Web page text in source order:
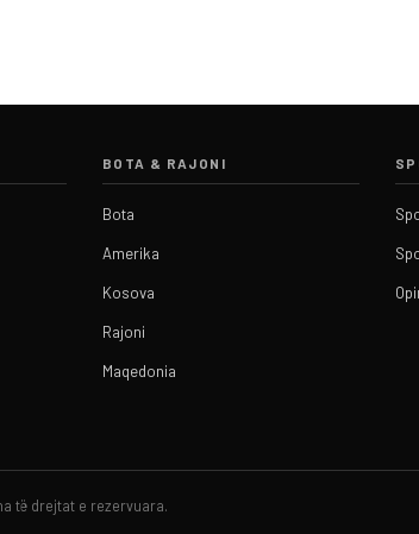
BOTA & RAJONI
Bota
Amerika
Kosova
Rajoni
Maqedonia
të drejtat e rezervuara.